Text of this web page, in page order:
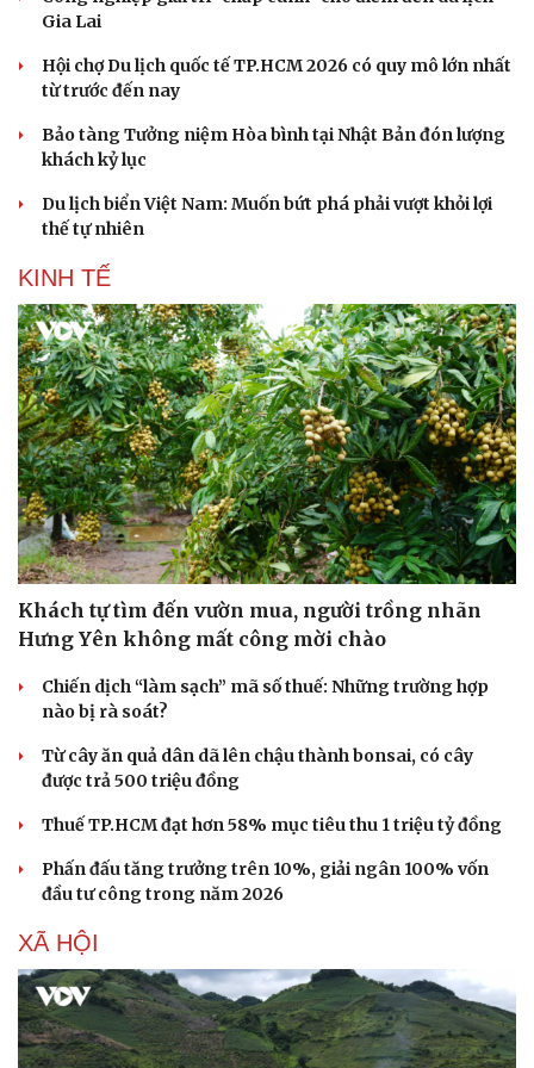
Gia Lai
Hội chợ Du lịch quốc tế TP.HCM 2026 có quy mô lớn nhất
từ trước đến nay
Bảo tàng Tưởng niệm Hòa bình tại Nhật Bản đón lượng
khách kỷ lục
Du lịch biển Việt Nam: Muốn bứt phá phải vượt khỏi lợi
thế tự nhiên
KINH TẾ
Khách tự tìm đến vườn mua, người trồng nhãn
Hưng Yên không mất công mời chào
Chiến dịch “làm sạch” mã số thuế: Những trường hợp
nào bị rà soát?
Từ cây ăn quả dân dã lên chậu thành bonsai, có cây
được trả 500 triệu đồng
Thuế TP.HCM đạt hơn 58% mục tiêu thu 1 triệu tỷ đồng
Phấn đấu tăng trưởng trên 10%, giải ngân 100% vốn
đầu tư công trong năm 2026
XÃ HỘI